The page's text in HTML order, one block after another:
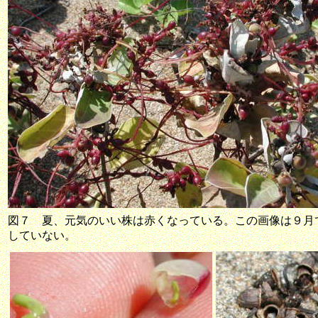
図７ 夏、元気のいい株は赤くなっている。この画像は９月
していない。